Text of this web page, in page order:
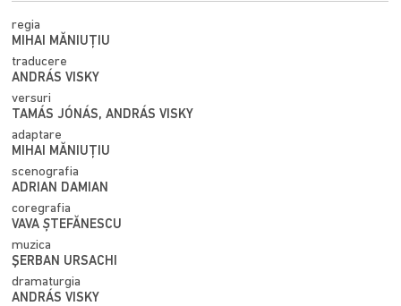
regia
MIHAI MĂNIUȚIU
traducere
ANDRÁS VISKY
versuri
TAMÁS JÓNÁS, ANDRÁS VISKY
adaptare
MIHAI MĂNIUȚIU
scenografia
ADRIAN DAMIAN
coregrafia
VAVA ȘTEFĂNESCU
muzica
ŞERBAN URSACHI
dramaturgia
ANDRÁS VISKY